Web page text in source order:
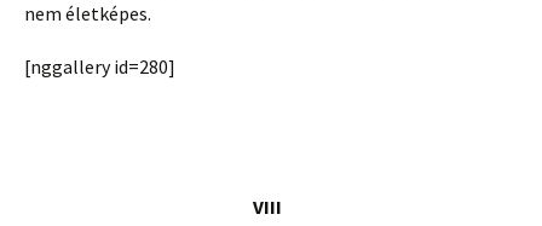
nem életképes.
[nggallery id=280]
VIII